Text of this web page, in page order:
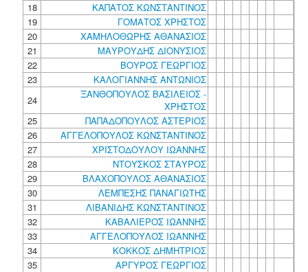
18
ΚΑΠΑΤΟΣ ΚΩΝΣΤΑΝΤΙΝΟΣ
19
ΓΟΜΑΤΟΣ ΧΡΗΣΤΟΣ
20
ΧΑΜΗΛΟΘΩΡΗΣ ΑΘΑΝΑΣΙΟΣ
21
ΜΑΥΡΟΥΔΗΣ ΔΙΟΝΥΣΙΟΣ
22
ΒΟΥΡΟΣ ΓΕΩΡΓΙΟΣ
23
ΚΑΛΟΓΙΑΝΝΗΣ ΑΝΤΩΝΙΟΣ
24
ΞΑΝΘΟΠΟΥΛΟΣ ΒΑΣΙΛΕΙΟΣ -
ΧΡΗΣΤΟΣ
25
ΠΑΠΑΔΟΠΟΥΛΟΣ ΑΣΤΕΡΙΟΣ
26
ΑΓΓΕΛΟΠΟΥΛΟΣ ΚΩΝΣΤΑΝΤΙΝΟΣ
27
ΧΡΙΣΤΟΔΟΥΛΟΥ ΙΩΑΝΝΗΣ
28
ΝΤΟΥΣΚΟΣ ΣΤΑΥΡΟΣ
29
ΒΛΑΧΟΠΟΥΛΟΣ ΑΘΑΝΑΣΙΟΣ
30
ΛΕΜΠΕΣΗΣ ΠΑΝΑΓΙΩΤΗΣ
31
ΛΙΒΑΝΙΔΗΣ ΚΩΝΣΤΑΝΤΙΝΟΣ
32
ΚΑΒΑΛΙΕΡΟΣ ΙΩΑΝΝΗΣ
33
ΑΓΓΕΛΟΠΟΥΛΟΣ ΙΩΑΝΝΗΣ
34
ΚΟΚΚΟΣ ΔΗΜΗΤΡΙΟΣ
35
ΑΡΓΥΡΟΣ ΓΕΩΡΓΙΟΣ